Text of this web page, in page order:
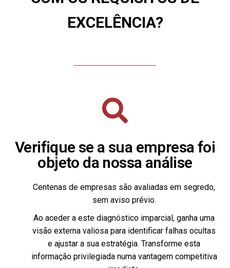
EXCELÊNCIA?
Verifique se a sua empresa foi
objeto da nossa análise
Centenas de empresas são avaliadas em segredo,
sem aviso prévio.
Ao aceder a este diagnóstico imparcial, ganha uma
visão externa valiosa para identificar falhas ocultas
e ajustar a sua estratégia. Transforme esta
informação privilegiada numa vantagem competitiva